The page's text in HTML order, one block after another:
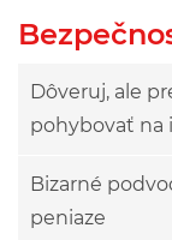
Dôveruj, ale
pohybovať na
Bizarné
peniaze